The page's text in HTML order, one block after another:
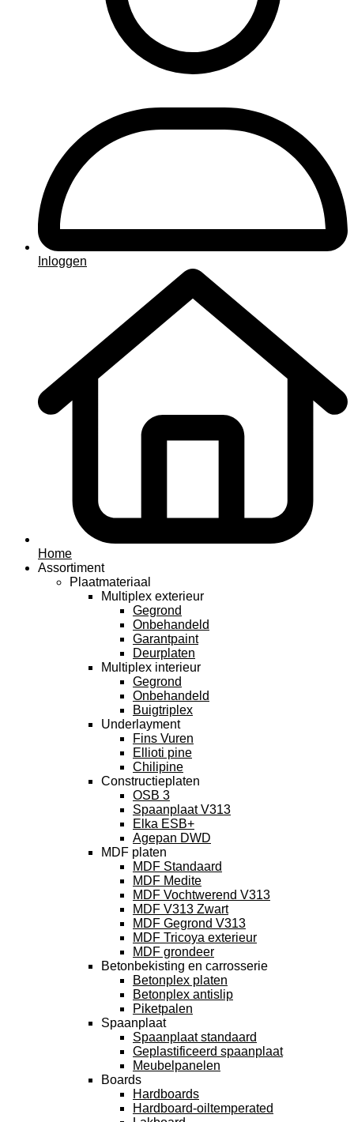
Inloggen
Home
Assortiment
Plaatmateriaal
Multiplex exterieur
Gegrond
Onbehandeld
Garantpaint
Deurplaten
Multiplex interieur
Gegrond
Onbehandeld
Buigtriplex
Underlayment
Fins Vuren
Ellioti pine
Chilipine
Constructieplaten
OSB 3
Spaanplaat V313
Elka ESB+
Agepan DWD
MDF platen
MDF Standaard
MDF Medite
MDF Vochtwerend V313
MDF V313 Zwart
MDF Gegrond V313
MDF Tricoya exterieur
MDF grondeer
Betonbekisting en carrosserie
Betonplex platen
Betonplex antislip
Piketpalen
Spaanplaat
Spaanplaat standaard
Geplastificeerd spaanplaat
Meubelpanelen
Boards
Hardboards
Hardboard-oiltemperated